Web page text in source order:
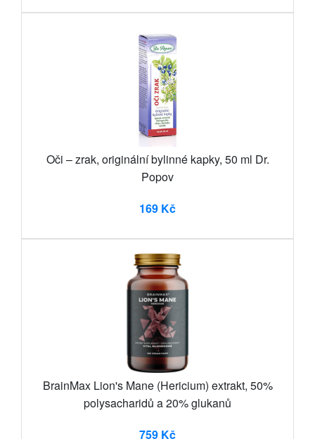
Oči – zrak, originální bylinné kapky, 50 ml Dr.
Popov
169 Kč
BrainMax Lion's Mane (Hericium) extrakt, 50%
polysacharidů a 20% glukanů
759 Kč